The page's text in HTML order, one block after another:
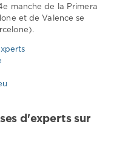
manche de la Primera
et de Valence se
d'experts sur